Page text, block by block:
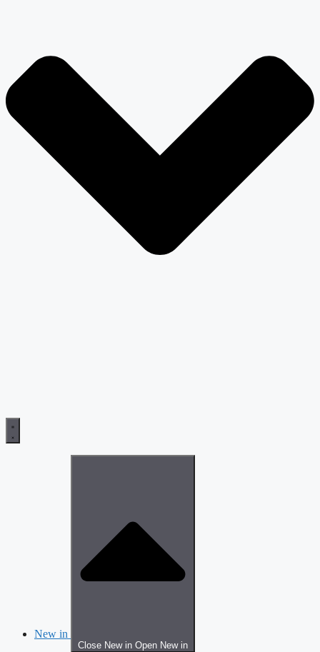
New in
Close New in Open New in